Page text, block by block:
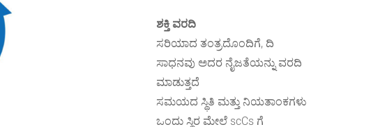
ಶಕ್ತಿ ವರದಿ
ಸರಿಯಾದ ತಂತ್ರದೊಂದಿಗೆ, ದಿ
ಸಾಧನವು ಅದರ ನೈಜತೆಯನ್ನು ವರದಿ
ಮಾಡುತ್ತದೆ
ಸಮಯದ ಸ್ಥಿತಿ ಮತ್ತು ನಿಯತಾಂಕಗಳು
ಒಂದು ಸ್ಥಿರ ಮೇಲೆ scCs ಗೆ